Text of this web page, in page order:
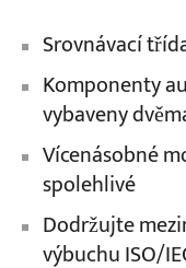
Srovnávací
Komponenty
vybaveny
Vícenásobné
spolehlivé
Dodržujte
výbuchu ISO/